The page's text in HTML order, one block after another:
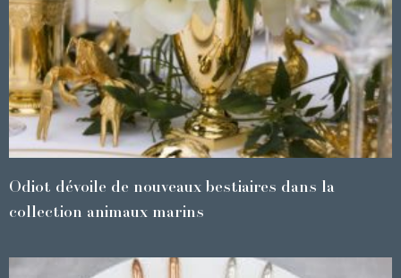
Odiot dévoile de nouveaux bestiaires dans la
collection animaux marins